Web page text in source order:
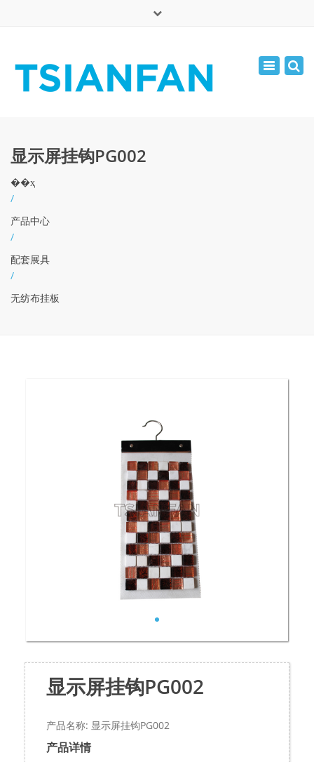
周一 - 周六: 7:00 - 17:00
Toggle
显示屏挂钩PG002
��ҳ
/
产品中心
/
配套展具
/
无纺布挂板
显示屏挂钩PG002
产品名称: 显示屏挂钩PG002
产品详情